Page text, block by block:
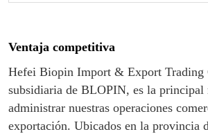
Ventaja competitiva
Hefei Biopin Import & Export Trading
subsidiaria de BLOPIN, es la principal
administrar nuestras operaciones
exportación. Ubicados en la provincia